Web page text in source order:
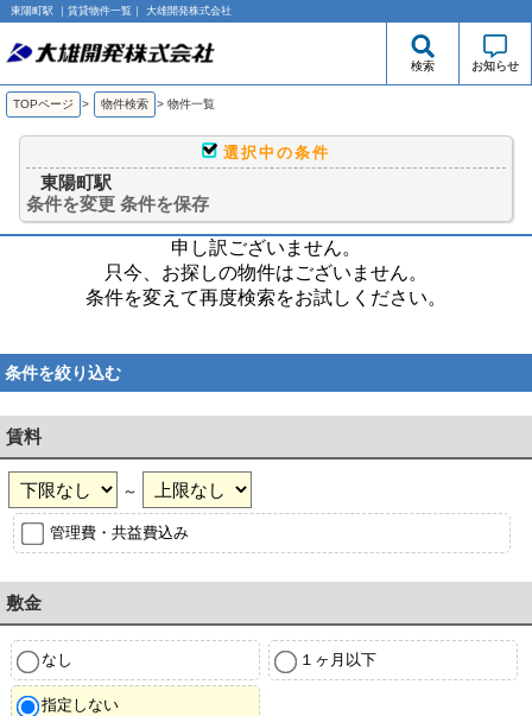
東陽町駅 ｜賃貸物件一覧｜ 大雄開発株式会社
検索 お知らせ
TOPページ > 物件検索 > 物件一覧
選択中の条件
東陽町駅
条件を変更 条件を保存
申し訳ございません。
只今、お探しの物件はございません。
条件を変えて再度検索をお試しください。
条件を絞り込む
賃料
～
管理費・共益費込み
敷金
なし １ヶ月以下
指定しない